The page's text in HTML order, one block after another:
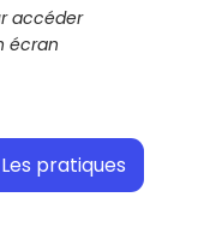
Les pratiques
accéder
écran